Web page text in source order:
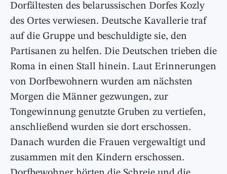
Dorfältesten des belarussischen Dorfes Kozly
des Ortes verwiesen. Deutsche Kavallerie traf
auf die Gruppe und beschuldigte sie, den
Partisanen zu helfen. Die Deutschen trieben die
Roma in einen Stall hinein. Laut Erinnerungen
von Dorfbewohnern wurden am nächsten
Morgen die Männer gezwungen, zur
Tongewinnung genutzte Gruben zu vertiefen,
anschließend wurden sie dort erschossen.
Danach wurden die Frauen vergewaltigt und
zusammen mit den Kindern erschossen.